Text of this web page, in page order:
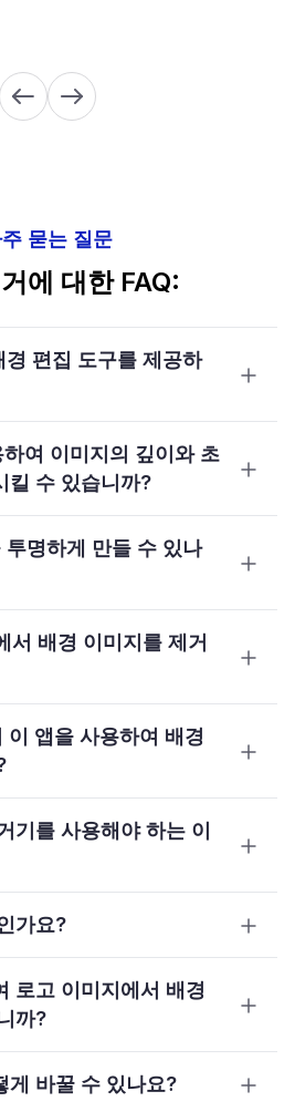
묻는 질문
에 대한 FAQ:
편집 도구를 제공하
여 이미지의 깊이와 초
킬 수 있습니까?
명하게 만들 수 있나
서 배경 이미지를 제거
앱을 사용하여 배경
기를 사용해야 하는 이
가요?
로고 이미지에서 배경
까?
게 바꿀 수 있나요?